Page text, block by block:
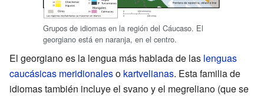
Grupos de idiomas en la región del Cáucaso. El
georgiano está en naranja, en el centro.
El georgiano es la lengua más hablada de las lenguas
caucásicas meridionaleso kartvelianas. Esta familia de
idiomas también incluye el svano y el megreliano (que se